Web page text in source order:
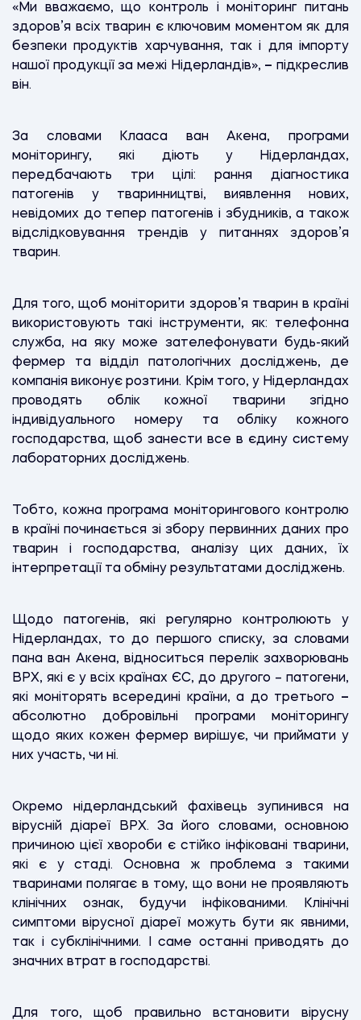
«Ми вважаємо, що контроль і моніторинг питань
здоров’я всіх тварин є ключовим моментом як для
безпеки продуктів харчування, так і для імпорту
нашої продукції за межі Нідерландів», – підкреслив
він.
За словами Клааса ван Акена, програми
моніторингу, які діють у Нідерландах,
передбачають три цілі: рання діагностика
патогенів у тваринництві, виявлення нових,
невідомих до тепер патогенів і збудників, а також
відслідковування трендів у питаннях здоров’я
тварин.
Для того, щоб моніторити здоров’я тварин в країні
використовують такі інструменти, як: телефонна
служба, на яку може зателефонувати будь-який
фермер та відділ патологічних досліджень, де
компанія виконує розтини. Крім того, у Нідерландах
проводять облік кожної тварини згідно
індивідуального номеру та обліку кожного
господарства, щоб занести все в єдину систему
лабораторних досліджень.
Тобто, кожна програма моніторингового контролю
в країні починається зі збору первинних даних про
тварин і господарства, аналізу цих даних, їх
інтерпретації та обміну результатами досліджень.
Щодо патогенів, які регулярно контролюють у
Нідерландах, то до першого списку, за словами
пана ван Акена, відноситься перелік захворювань
ВРХ, які є у всіх країнах ЄС, до другого – патогени,
які моніторять всередині країни, а до третього –
абсолютно добровільні програми моніторингу
щодо яких кожен фермер вирішує, чи приймати у
них участь, чи ні.
Окремо нідерландський фахівець зупинився на
вірусній діареї ВРХ. За його словами, основною
причиною цієї хвороби є стійко інфіковані тварини,
які є у стаді. Основна ж проблема з такими
тваринами полягає в тому, що вони не проявляють
клінічних ознак, будучи інфікованими. Клінічні
симптоми вірусної діареї можуть бути як явними,
так і субклінічними. І саме останні приводять до
значних втрат в господарстві.
Для того, щоб правильно встановити вірусну